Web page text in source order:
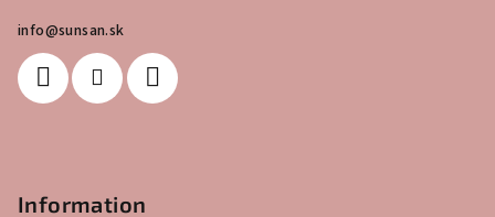
info@sunsan.sk
Information